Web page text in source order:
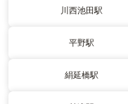
川西池田駅
平野駅
絹延橋駅